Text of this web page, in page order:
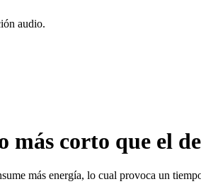
audio.
corto que el
más energía, lo cual provoca un